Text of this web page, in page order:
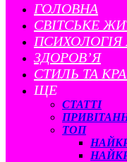
ГОЛОВНА
CВІТСЬКЕ
ПСИХОЛОГІЯ
ЗДОРОВ’Я
СТИЛЬ ТА
ЩЕ
СТАТТІ
ТОП